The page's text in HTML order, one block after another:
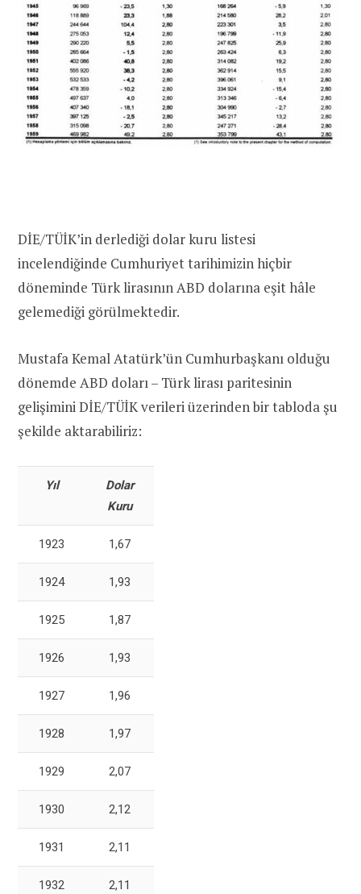
DİE/TÜİK’in derlediği dolar kuru listesi
incelendiğinde Cumhuriyet tarihimizin hiçbir
döneminde Türk lirasının ABD dolarına eşit hâle
gelemediği görülmektedir.
Mustafa Kemal Atatürk’ün Cumhurbaşkanı olduğu
dönemde ABD doları – Türk lirası paritesinin
gelişimini DİE/TÜİK verileri üzerinden bir tabloda şu
şekilde aktarabiliriz:
Yıl
Dolar
Kuru
1923 1,67
1924 1,93
1925 1,87
1926 1,93
1927 1,96
1928 1,97
1929 2,07
1930 2,12
1931 2,11
1932 2,11